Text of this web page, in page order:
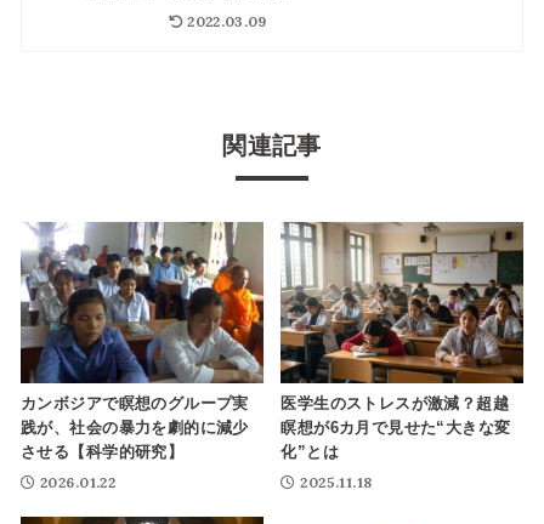
2022.03.09
関連記事
カンボジアで瞑想のグループ実
践が、社会の暴力を劇的に減少
させる【科学的研究】
2026.01.22
医学生のストレスが激減？超越
瞑想が6カ月で見せた“大きな変
化”とは
2025.11.18